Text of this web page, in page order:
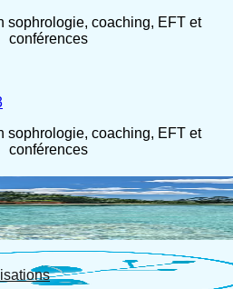
sophrologie, coaching, EFT et
conférences
sophrologie, coaching, EFT et
conférences